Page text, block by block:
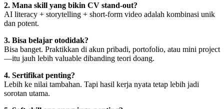
2. Mana skill yang bikin CV stand-out?
AI literacy + storytelling + short-form video adalah kombinasi unik
dan potent.
3. Bisa belajar otodidak?
Bisa banget. Praktikkan di akun pribadi, portofolio, atau mini project
—itu jauh lebih valuable dibanding teori doang.
4. Sertifikat penting?
Lebih ke nilai tambahan. Tapi hasil kerja nyata tetap lebih jadi
sorotan utama.